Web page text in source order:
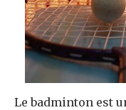
Le badminton est